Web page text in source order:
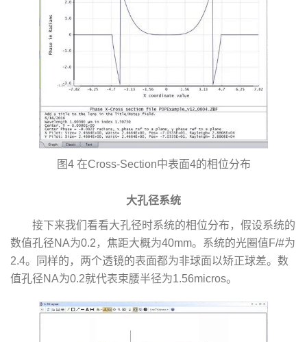
图4 在Cross-Section中表面4的相位分布
大孔径系统
接下来我们看看大孔径时系统的相位分布，假设系统的
数值孔径NA为0.2，焦距大概为40mm。系统的光圈值F/#为
2.4。同样的，两个透镜的表面都为非球面以矫正球差。数
值孔径NA为0.2就代表束腰半径为1.56micros。